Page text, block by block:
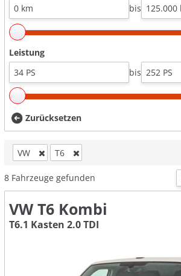
bis
Leistung
bis
Zurücksetzen
VW T6
8 Fahrzeuge gefunden
VW T6 Kombi
T6.1 Kasten 2.0 TDI